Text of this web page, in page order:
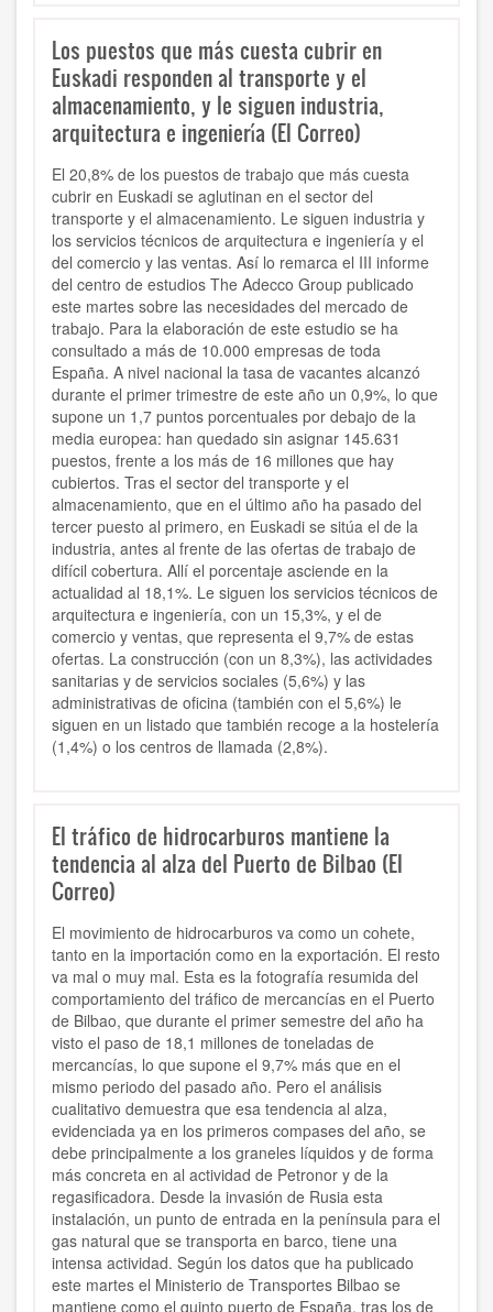
Los puestos que más cuesta cubrir en
Euskadi responden al transporte y el
almacenamiento, y le siguen industria,
arquitectura e ingeniería (El Correo)
El 20,8% de los puestos de trabajo que más cuesta
cubrir en Euskadi se aglutinan en el sector del
transporte y el almacenamiento. Le siguen industria y
los servicios técnicos de arquitectura e ingeniería y el
del comercio y las ventas. Así lo remarca el III informe
del centro de estudios The Adecco Group publicado
este martes sobre las necesidades del mercado de
trabajo. Para la elaboración de este estudio se ha
consultado a más de 10.000 empresas de toda
España. A nivel nacional la tasa de vacantes alcanzó
durante el primer trimestre de este año un 0,9%, lo que
supone un 1,7 puntos porcentuales por debajo de la
media europea: han quedado sin asignar 145.631
puestos, frente a los más de 16 millones que hay
cubiertos. Tras el sector del transporte y el
almacenamiento, que en el último año ha pasado del
tercer puesto al primero, en Euskadi se sitúa el de la
industria, antes al frente de las ofertas de trabajo de
difícil cobertura. Allí el porcentaje asciende en la
actualidad al 18,1%. Le siguen los servicios técnicos de
arquitectura e ingeniería, con un 15,3%, y el de
comercio y ventas, que representa el 9,7% de estas
ofertas. La construcción (con un 8,3%), las actividades
sanitarias y de servicios sociales (5,6%) y las
administrativas de oficina (también con el 5,6%) le
siguen en un listado que también recoge a la hostelería
(1,4%) o los centros de llamada (2,8%).
El tráfico de hidrocarburos mantiene la
tendencia al alza del Puerto de Bilbao (El
Correo)
El movimiento de hidrocarburos va como un cohete,
tanto en la importación como en la exportación. El resto
va mal o muy mal. Esta es la fotografía resumida del
comportamiento del tráfico de mercancías en el Puerto
de Bilbao, que durante el primer semestre del año ha
visto el paso de 18,1 millones de toneladas de
mercancías, lo que supone el 9,7% más que en el
mismo periodo del pasado año. Pero el análisis
cualitativo demuestra que esa tendencia al alza,
evidenciada ya en los primeros compases del año, se
debe principalmente a los graneles líquidos y de forma
más concreta en al actividad de Petronor y de la
regasificadora. Desde la invasión de Rusia esta
instalación, un punto de entrada en la península para el
gas natural que se transporta en barco, tiene una
intensa actividad. Según los datos que ha publicado
este martes el Ministerio de Transportes Bilbao se
mantiene como el quinto puerto de España, tras los de